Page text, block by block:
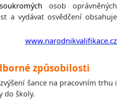
osob oprávněných
a vydávat osvědčení obsahuje
www.narodnikvalifikace.cz
způsobilosti
šance na pracovním trhu i
do školy.